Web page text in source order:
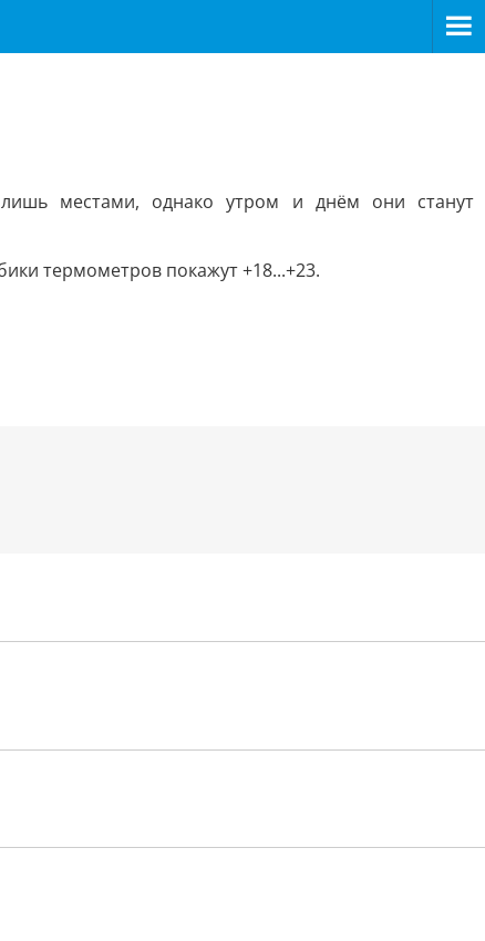
местами, однако утром и днём они станут
термометров покажут +18...+23.